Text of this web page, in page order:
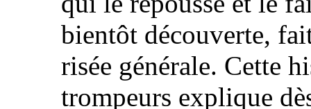
bientôt découverte,
risée générale. Cette
trompeurs explique